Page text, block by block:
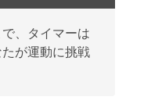
、タイマーは
が運動に挑戦